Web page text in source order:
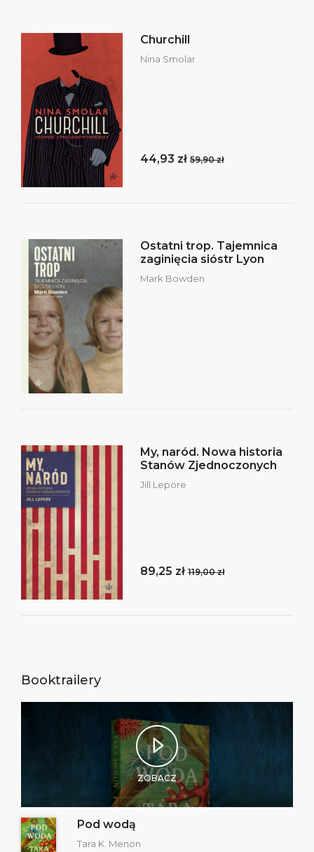
Churchill
Nina Smolar
44,93 zł 59,90 zł
Ostatni trop. Tajemnica
zaginięcia sióstr Lyon
Mark Bowden
My, naród. Nowa historia
Stanów Zjednoczonych
Jill Lepore
89,25 zł 119,00 zł
Booktrailery
ZOBACZ
Pod wodą
Tara K. Menon